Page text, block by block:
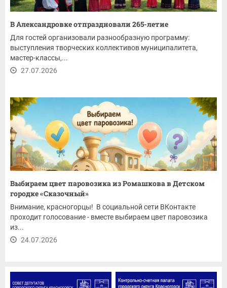
В Александровке отпраздновали 265-летие
Для гостей организовали разнообразную программу:
выступления творческих коллективов муниципалитета,
мастер-классы,...
27.07.2026
Выбираем цвет паровозика из Ромашкова в Детском
городке «Сказочный»
Внимание, красногорцы! В социальной сети ВКонтакте
проходит голосование - вместе выбираем цвет паровозика
из...
24.07.2026